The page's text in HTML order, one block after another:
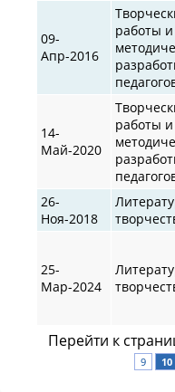
09-
Апр-2016
работы и
14-
Май-2020
работы и
26-
Ноя-2018
25-
Мар-2024
Перейти к
9
10